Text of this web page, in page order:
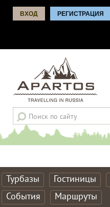
ВХОД РЕГИСТРАЦИЯ
Турбазы Гостиницы
События
Маршруты